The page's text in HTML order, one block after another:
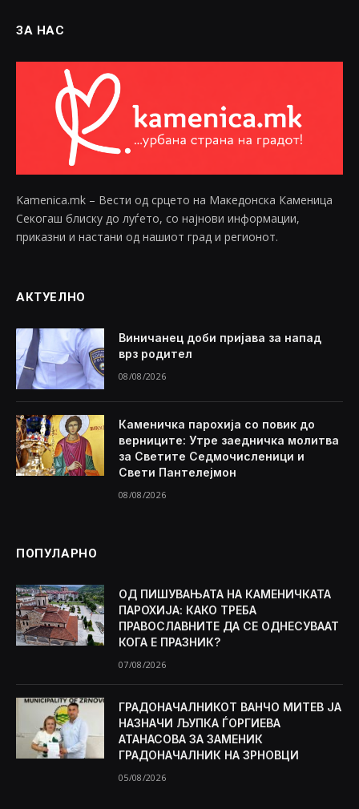
ЗА НАС
Kamenica.mk – Вести од срцето на Македонска Каменица
Секогаш блиску до луѓето, со најнови информации,
приказни и настани од нашиот град и регионот.
АКТУЕЛНО
Виничанец доби пријава за напад
врз родител
08/08/2026
Каменичка парохија со повик до
верниците: Утре заедничка молитва
за Светите Седмочисленици и
Свети Пантелејмон
08/08/2026
ПОПУЛАРНО
ОД ПИШУВАЊАТА НА КАМЕНИЧКАТА
ПАРОХИЈА: КАКО ТРЕБА
ПРАВОСЛАВНИТЕ ДА СЕ ОДНЕСУВААТ
КОГА Е ПРАЗНИК?
07/08/2026
ГРАДОНАЧАЛНИКОТ ВАНЧО МИТЕВ ЈА
НАЗНАЧИ ЉУПКА ЃОРГИЕВА
АТАНАСОВА ЗА ЗАМЕНИК
ГРАДОНАЧАЛНИК НА ЗРНОВЦИ
05/08/2026